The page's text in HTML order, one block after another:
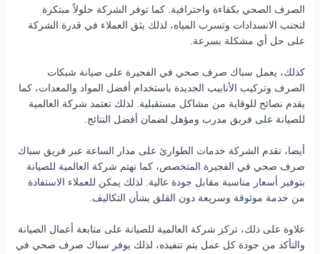
الصرف الصحي بكفاءة واحترافية. كما توفر الشركة حلولاً مبتكرة
لتجنب الانسدادات وتسرب المياه، لذلك يثق العملاء في قدرة الشركة
على حل أي مشكلة بسرعة.
كذلك، يعمل سباك صرف صحي في الفجيرة على صيانة شبكات
الصرف وتركيب الأنابيب الجديدة باستخدام أفضل المواد والمعدات، كما
يقدم نصائح للوقاية من مشاكل مستقبلية. لذلك تعتمد شركة العالمية
للصيانة على فريق مدرب ومؤهل لضمان أفضل النتائج.
أيضا، تقدم الشركة خدمات الطوارئ على مدار الساعة عبر فريق سباك
صرف صحي في الفجيرة المتخصص، كما تهتم شركة العالمية للصيانة
بتوفير أسعار مناسبة مقابل جودة عالية. لذلك يمكن للعملاء الاستفادة
من خدمة موثوقة وسريعة دون القلق بشأن التكاليف.
علاوة على ذلك، تركز شركة العالمية للصيانة على متابعة أعمال الصيانة
والتأكد من جودة كل عمل يتم تنفيذه، لذلك يوفر سباك صرف صحي في